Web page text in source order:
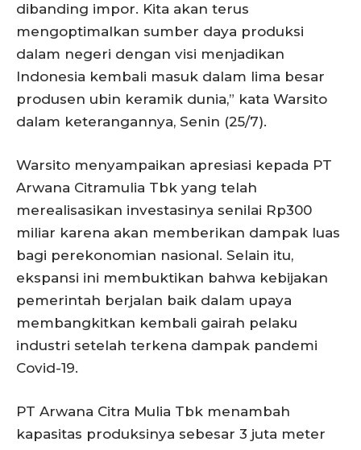
dibanding impor. Kita akan terus
mengoptimalkan sumber daya produksi
dalam negeri dengan visi menjadikan
Indonesia kembali masuk dalam lima besar
produsen ubin keramik dunia,” kata Warsito
dalam keterangannya, Senin (25/7).
Warsito menyampaikan apresiasi kepada PT
Arwana Citramulia Tbk yang telah
merealisasikan investasinya senilai Rp300
miliar karena akan memberikan dampak luas
bagi perekonomian nasional. Selain itu,
ekspansi ini membuktikan bahwa kebijakan
pemerintah berjalan baik dalam upaya
membangkitkan kembali gairah pelaku
industri setelah terkena dampak pandemi
Covid-19.
PT Arwana Citra Mulia Tbk menambah
kapasitas produksinya sebesar 3 juta meter